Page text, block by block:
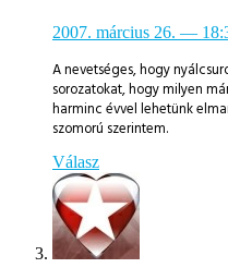
2007. március 26. —
A nevetséges, hogy
sorozatokat, hogy milyen
harminc évvel lehetünk
szomorú szerintem.
Válasz